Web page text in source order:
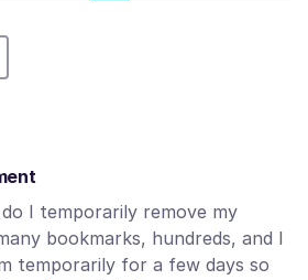
I temporarily remove my
bookmarks, hundreds, and I
temporarily for a few days so